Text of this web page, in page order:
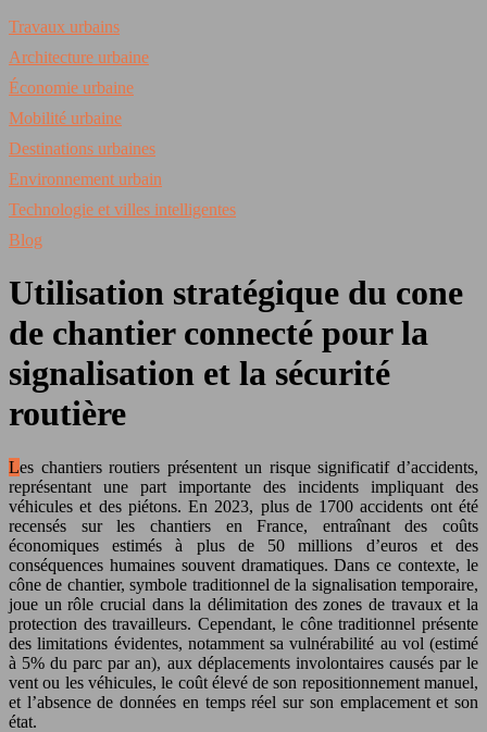
Travaux urbains
Architecture urbaine
Économie urbaine
Mobilité urbaine
Destinations urbaines
Environnement urbain
Technologie et villes intelligentes
Blog
Utilisation stratégique du cone
de chantier connecté pour la
signalisation et la sécurité
routière
Les chantiers routiers présentent un risque significatif d’accidents,
représentant une part importante des incidents impliquant des
véhicules et des piétons. En 2023, plus de 1700 accidents ont été
recensés sur les chantiers en France, entraînant des coûts
économiques estimés à plus de 50 millions d’euros et des
conséquences humaines souvent dramatiques. Dans ce contexte, le
cône de chantier, symbole traditionnel de la signalisation temporaire,
joue un rôle crucial dans la délimitation des zones de travaux et la
protection des travailleurs. Cependant, le cône traditionnel présente
des limitations évidentes, notamment sa vulnérabilité au vol (estimé
à 5% du parc par an), aux déplacements involontaires causés par le
vent ou les véhicules, le coût élevé de son repositionnement manuel,
et l’absence de données en temps réel sur son emplacement et son
état.